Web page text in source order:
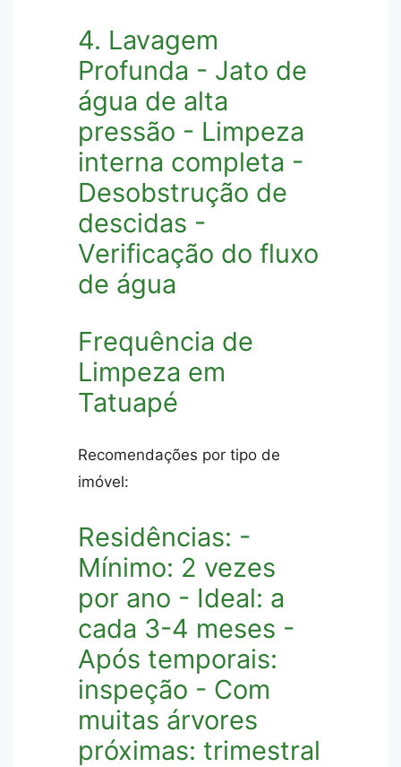
4. Lavagem
Profunda - Jato de
água de alta
pressão - Limpeza
interna completa -
Desobstrução de
descidas -
Verificação do fluxo
de água
Frequência de
Limpeza em
Tatuapé
Recomendações por tipo de
imóvel:
Residências: -
Mínimo: 2 vezes
por ano - Ideal: a
cada 3-4 meses -
Após temporais:
inspeção - Com
muitas árvores
próximas: trimestral